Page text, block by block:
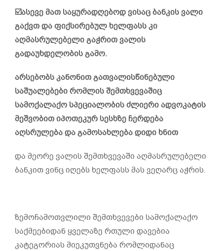
☑️ასევე მათ საყურადღებოდ ვისაც ბანკის ვალი
გაქვთ და ფიქსირებულ ხელფასს კი
აღმასრულებელი გაჭრით ვალის
გადაუხდელობის გამო.
არსებობს კანონით გათვალისწინებული
საშუალებები რომლის შემთხვევაშიც
სამოქალაქო სპეციალობის ძლიერი ადვოკატის
მეშვობით იპოთეკურ სესხზე ჩერდება
აღსრულება და გამოსახლება დიდი ხნით
და მეორე ვალის შემთხვევაში აღმასრულებელი
ბანკით ვინც იღებს ხელფასს მას ვეღარც აჭრის.
ზემოჩამოთვლილი შემთხვევები სამოქალაქო
საქმეებიდან ყველაზე რთული დავებია
კატეგორიას მიეკუთვნება რომლიდანაც